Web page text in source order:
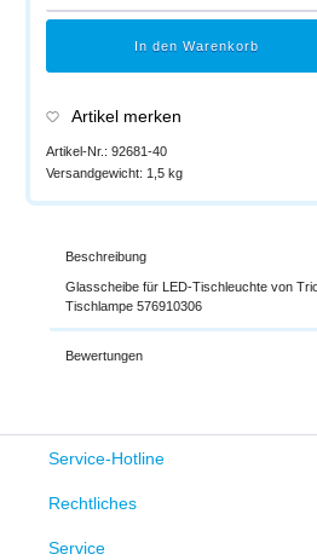
In den Warenkorb
Artikel merken
Artikel-Nr.: 92681-40
Versandgewicht: 1,5 kg
Beschreibung
Glasscheibe für LED-Tischleuchte von
Tischlampe 576910306
Bewertungen
Service-Hotline
Rechtliches
Service